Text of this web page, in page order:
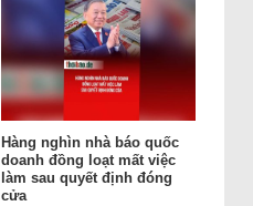
Hàng nghìn nhà báo quốc
doanh đồng loạt mất việc
làm sau quyết định đóng
cửa